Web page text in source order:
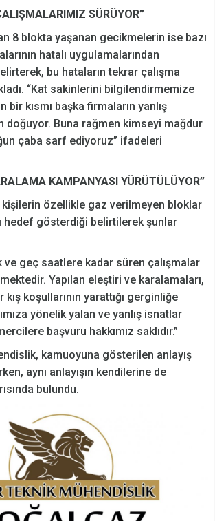
SÜRÜYOR”
8 blokta yaşanan gecikmelerin ise bazı
hatalı uygulamalarından
bu hataların tekrar çalışma
“Kat sakinlerini bilgilendirmemize
bir kısmı başka firmaların yanlış
doğuyor. Buna rağmen kimseyi mağdur
çaba sarf ediyoruz” ifadeleri
KAMPANYASI YÜRÜTÜLÜYOR”
kişilerin özellikle gaz verilmeyen bloklar
hedef gösterdiği belirtilerek şunlar
ve geç saatlere kadar süren çalışmalar
Yapılan eleştiri ve karalamaları,
koşullarının yarattığı gerginliğe
yönelik yalan ve yanlış isnatlar
başvuru hakkımız saklıdır.”
kamuoyuna gösterilen anlayış
aynı anlayışın kendilerine de
bulundu.